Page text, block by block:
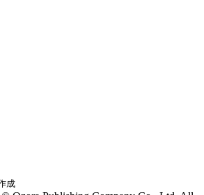
成